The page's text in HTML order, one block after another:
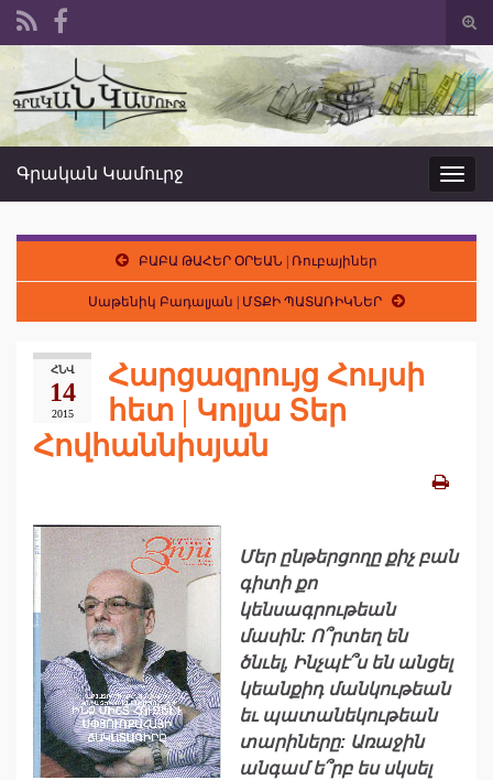
form
Search for:
Գրական Կամուրջ
ԲԱԲԱ ԹԱՀԵՐ ՕՐԵԱՆ | Ռուբայիներ
Սաթենիկ Բադալյան | ՄՏՔԻ ՊԱՏԱՌԻԿՆԵՐ
ՀՆՎ
14
2015
Հարցազրույց Հույսի
հետ | Կոլյա Տեր
Հովհաննիսյան
Մեր ընթերցողը քիչբան
գիտի քո
կենսագրութեան
մասին: Ո՞րտեղ են
ծնւել, Ինչպէ՞ս են անցել
կեանքիդ մանկութեան
եւ պատանեկութեան
տարիները: Առաջին
անգամե՞րբ ես սկսել